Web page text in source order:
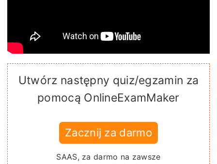
Utwórz następny quiz/egzamin za
pomocą OnlineExamMaker
Zacznij za darmo
SAAS, za darmo na zawsze